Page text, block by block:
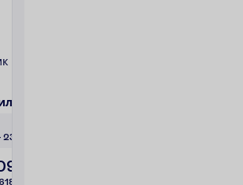
л
23.09.2026